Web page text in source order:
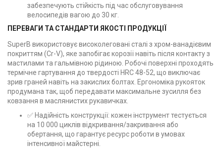
забезпечують стійкість під час обслуговування
велосипедів вагою до 30 кг.
ПЕРЕВАГИ ТА СТАНДАРТИ ЯКОСТІ ПРОДУКЦІЇ
SuperB використовує високолеговані сталі з хром-ванадієвим
покриттям (Cr-V), яке запобігає корозії навіть після контакту з
мастилами та гальмівною рідиною. Робочі поверхні проходять
термічне гартування до твердості HRC 48-52, що виключає
зрив граней навіть на закислих болтах. Ергономіка рукояток
продумана так, щоб передавати максимальне зусилля без
ковзання в маслянистих рукавичках.
✅ Надійність конструкції: кожен інструмент тестується
на 10 000 циклів відкривання/закривання або
обертання, що гарантує ресурс роботи в умовах
інтенсивної майстерні.